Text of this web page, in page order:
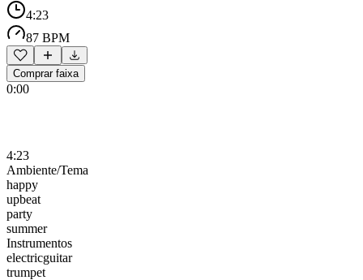
4:23
87 BPM
Comprar faixa
0:00
4:23
Ambiente/Tema
happy
upbeat
party
summer
Instrumentos
electricguitar
trumpet